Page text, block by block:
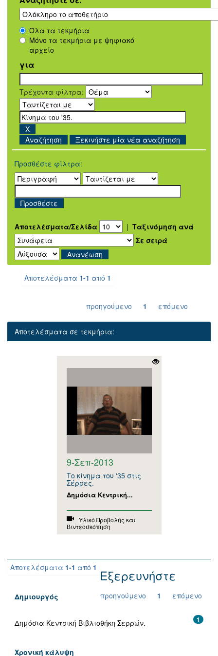
Όλα τα τεκμήρια
Μόνο τα τεκμήρια με ψηφιακό
αρχείο
για
Τρέχοντα φίλτρα:
Ξεκινήστε μία νέα αναζήτηση
Προσθέστε φίλτρα:
Αποτελέσματα/Σελίδα | Ταξινόμηση ανά
Σε σειρά
Αποτελέσματα 1-1 από 1
προηγούμενο 1 επόμενο
Αποτελέσματα σε τεκμήρια:
9-Σεπ-2013
Το κίνημα του '35 στις
Σέρρες.
Δημόσια Κεντρική...
Υλικό Προβολής και
Βιντεοσκόπηση
Αποτελέσματα 1-1 από 1
προηγούμενο 1 επόμενο
Εξερευνήστε
Δημιουργός
1
Δημόσια Κεντρική Βιβλιοθήκη Σερρών.
Χρονική κάλυψη